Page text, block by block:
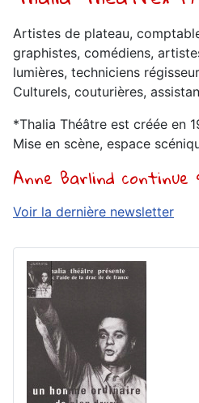
Artistes de plateau,
graphistes, comédiens,
lumières, techniciens
Culturels, couturières,
*Thalia Théâtre est créée en
Mise en scène, espace
Anne Barlind
Voir la dernière newsletter